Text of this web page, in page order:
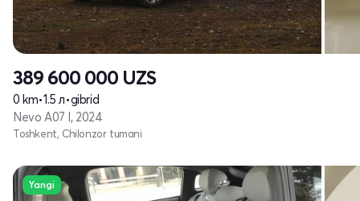
389 600 000 UZS
0 km•1.5 л•gibrid
Nevo A07 I, 2024
Toshkent, Chilonzor tumani
Yangi